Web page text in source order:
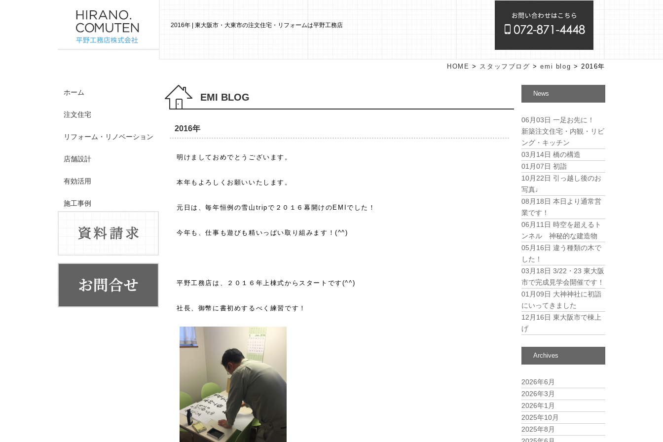
2016年 | 東大阪市・大東市の注文住宅・リフォームは平野工務店
ホーム
注文住宅
リフォーム・リノベーション
店舗設計
有効活用
施工事例
お客様の声
HOME > スタッフブログ >emi blog > 2016年
EMI BLOG
2016年
明けましておめでとうございます。
本年もよろしくお願いいたします。
元日は、毎年恒例の雪山tripで２０１６幕開けのEMIでした！
今年も、仕事も遊びも精いっぱい取り組みます！(^^)
平野工務店は、２０１６年上棟式からスタートです(^^)
社長、御幣に書初めするべく練習です！
News
06月03日 一足お先に！
新築注文住宅・内観・リビ
ング・キッチン
03月14日 橋の構造
01月07日 初詣
10月22日 引っ越し後のお
写真♩
08月18日 本日より通常営
業です！
06月11日 時空を超えるト
ンネル 神秘的な建造物
05月16日 違う種類の木で
した！
03月18日 3/22・23 東大阪
市で完成見学会開催です！
01月09日 大神神社に初詣
にいってきました
12月16日 東大阪市で棟上
げ
Archives
2026年6月
2026年3月
2026年1月
2025年10月
2025年8月